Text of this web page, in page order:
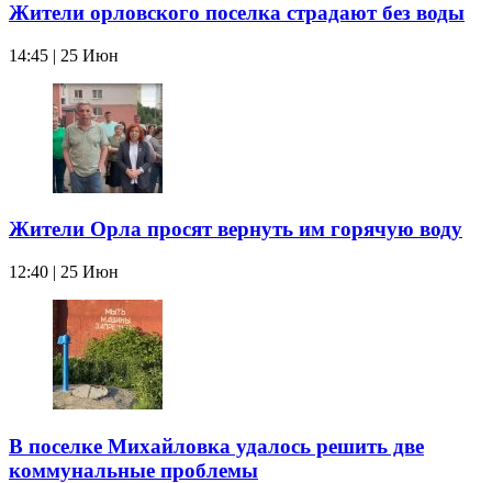
Жители орловского поселка страдают без воды
14:45 | 25 Июн
Жители Орла просят вернуть им горячую воду
12:40 | 25 Июн
В поселке Михайловка удалось решить две
коммунальные проблемы